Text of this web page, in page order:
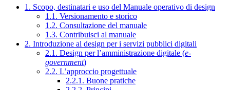
1. Scopo, destinatari e uso del Manuale operativo di design
1.1. Versionamento e storico
1.2. Consultazione del manuale
1.3. Contribuisci al manuale
2. Introduzione al design per i servizi pubblici digitali
2.1. Design per l’amministrazione digitale (e-
government)
2.2. L’approccio progettuale
2.2.1. Buone pratiche